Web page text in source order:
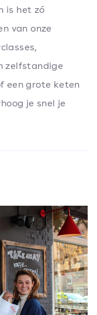
is het zó
van onze
zelfstandige
een grote keten
je snel je